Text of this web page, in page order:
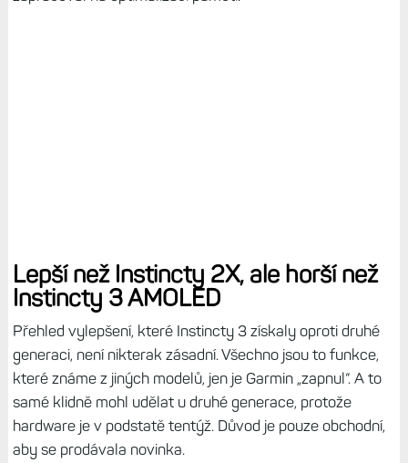
Lepší než Instincty 2X, ale horší než
Instincty 3 AMOLED
Přehled vylepšení, které Instincty 3 získaly oproti druhé
generaci, není nikterak zásadní. Všechno jsou to funkce,
které známe z jiných modelů, jen je Garmin „zapnul“. A to
samé klidně mohl udělat u druhé generace, protože
hardware je v podstatě tentýž. Důvod je pouze obchodní,
aby se prodávala novinka.